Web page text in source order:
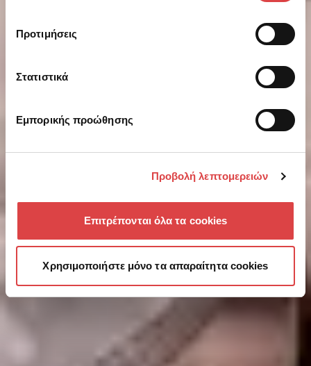
Προτιμήσεις
Στατιστικά
Εμπορικής προώθησης
Προβολή λεπτομερειών
Επιτρέπονται όλα τα cookies
Χρησιμοποιήστε μόνο τα απαραίτητα cookies